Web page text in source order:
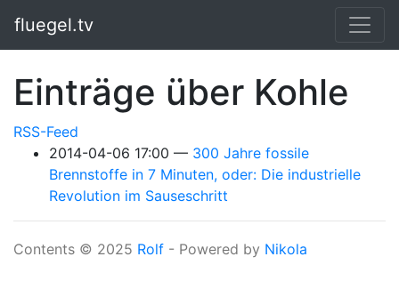
fluegel.tv
Einträge über Kohle
RSS-Feed
2014-04-06 17:00
300 Jahre fossile
Brennstoffe in 7 Minuten, oder: Die industrielle
Revolution im Sauseschritt
Contents © 2025 Rolf - Powered by Nikola